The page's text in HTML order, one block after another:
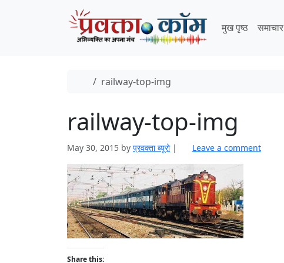
मुख पृष्ठ
समाचार
Home
railway-top-img
railway-top-img
May 30, 2015 by प्रवक्ता ब्यूरो | Leave a comment
Share this: